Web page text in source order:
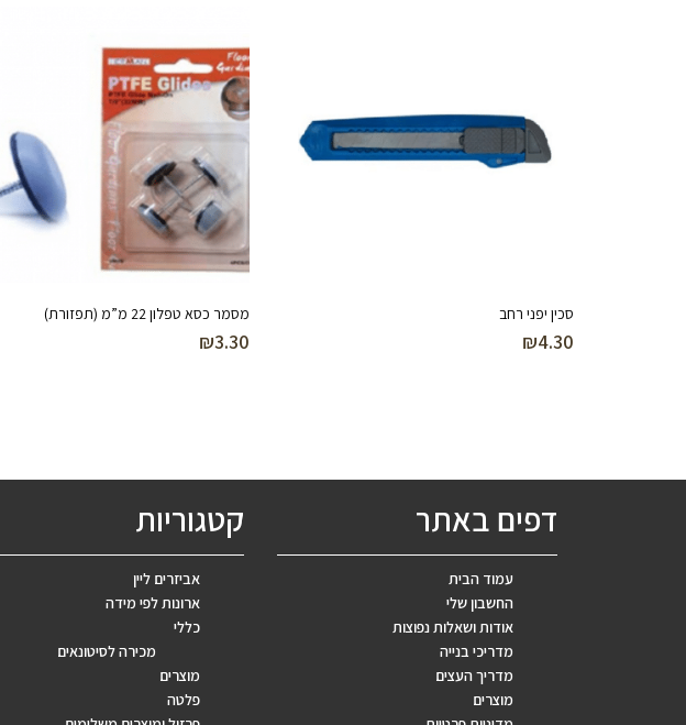
סכין יפני רחב
₪4.30
מסמר כסא טפלון 22 מ”מ (תפזורת)
₪3.30
דפים באתר
עמוד הבית
החשבון שלי
אודות ושאלות נפוצות
מדריכי בנייה
מדריך העצים
מוצרים
קטגוריות
אביזרים ליין
ארונות לפי מידה
כללי
מכירה לסיטונאים
מוצרים
פלטה